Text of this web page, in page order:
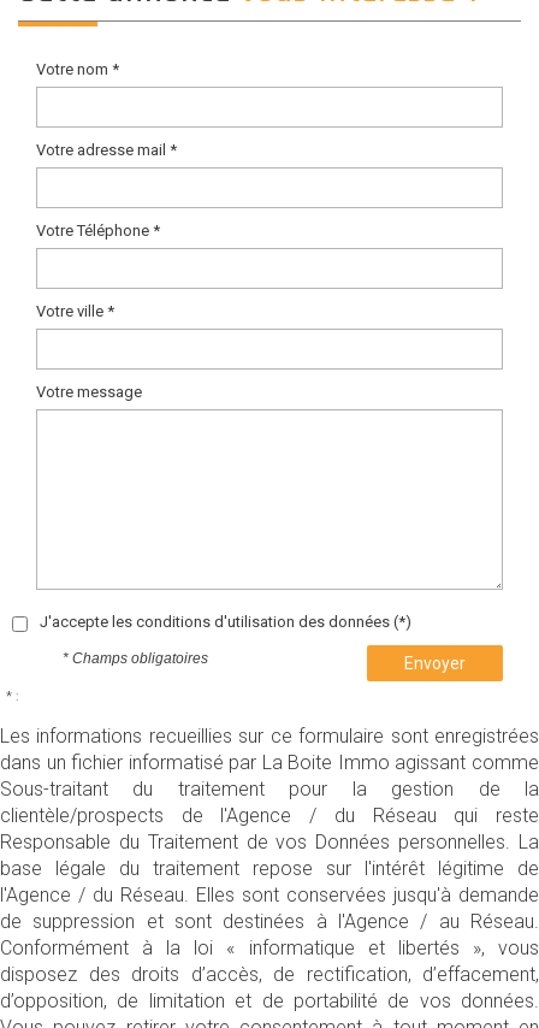
Votre nom *
Votre adresse mail *
Votre Téléphone *
Votre ville *
Votre message
J'accepte les conditions d'utilisation des données (*)
Envoyer
* Champs obligatoires
* :
Les informations recueillies sur ce formulaire sont enregistrées
dans un fichier informatisé par La Boite Immo agissant comme
Sous-traitant du traitement pour la gestion de la
clientèle/prospects de l'Agence / du Réseau qui reste
Responsable du Traitement de vos Données personnelles. La
base légale du traitement repose sur l'intérêt légitime de
l'Agence / du Réseau. Elles sont conservées jusqu'à demande
de suppression et sont destinées à l'Agence / au Réseau.
Conformément à la loi « informatique et libertés », vous
disposez des droits d’accès, de rectification, d’effacement,
d’opposition, de limitation et de portabilité de vos données.